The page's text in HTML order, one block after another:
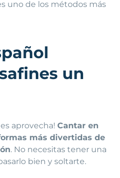
uno de los métodos más
un
aprovecha! Cantar en
más divertidas de
. No necesitas tener una
bien y soltarte.